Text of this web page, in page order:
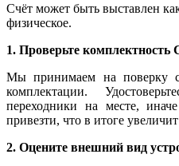
Счёт может быть выставлен
физическое.
1. Проверьте комплектность
Мы принимаем на поверку
комплектации.
переходники на месте,
привезти, что в итоге
2. Оцените внешний вид